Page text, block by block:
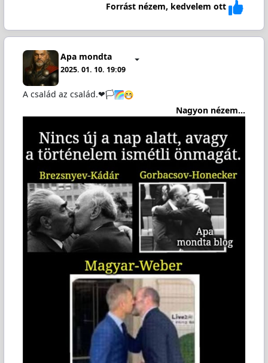
Forrást nézem, kedvelem ott
Apa mondta
2025. 01. 10. 19:09
A család az család.❤🏳‍
Nagyon nézem...